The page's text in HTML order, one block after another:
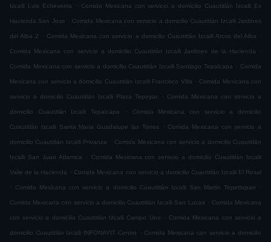
Izcalli Luis Echeverria . Comida Mexicana con servicio a domicilio Cuautitlán Izcalli Ex
Hacienda San Jose . Comida Mexicana con servicio a domicilio Cuautitlán Izcalli Jardines
del Alba 2 . Comida Mexicana con servicio a domicilio Cuautitlán Izcalli Arcos del Alba .
Comida Mexicana con servicio a domicilio Cuautitlán Izcalli Jardines de la Hacienda .
Comida Mexicana con servicio a domicilio Cuautitlán Izcalli Santiago Tepalcapa . Comida
Mexicana con servicio a domicilio Cuautitlán Izcalli Francisco Villa . Comida Mexicana con
servicio a domicilio Cuautitlán Izcalli Plaza Tepeyac . Comida Mexicana con servicio a
domicilio Cuautitlán Izcalli Tepalcapa . Comida Mexicana con servicio a domicilio
Cuautitlán Izcalli Santa Maria Guadalupe las Torres . Comida Mexicana con servicio a
domicilio Cuautitlán Izcalli Privanza . Comida Mexicana con servicio a domicilio Cuautitlán
Izcalli San Juan Atlamica . Comida Mexicana con servicio a domicilio Cuautitlán Izcalli
Valle de la Hacienda . Comida Mexicana con servicio a domicilio Cuautitlán Izcalli El Rosal
.
Comida Mexicana con servicio a domicilio Cuautitlán Izcalli San Martin Tepetlixpan .
Comida Mexicana con servicio a domicilio Cuautitlán Izcalli San Lucas . Comida Mexicana
con servicio a domicilio Cuautitlán Izcalli Campo Uno . Comida Mexicana con servicio a
domicilio Cuautitlán Izcalli INFONAVIT Centro . Comida Mexicana con servicio a domicilio